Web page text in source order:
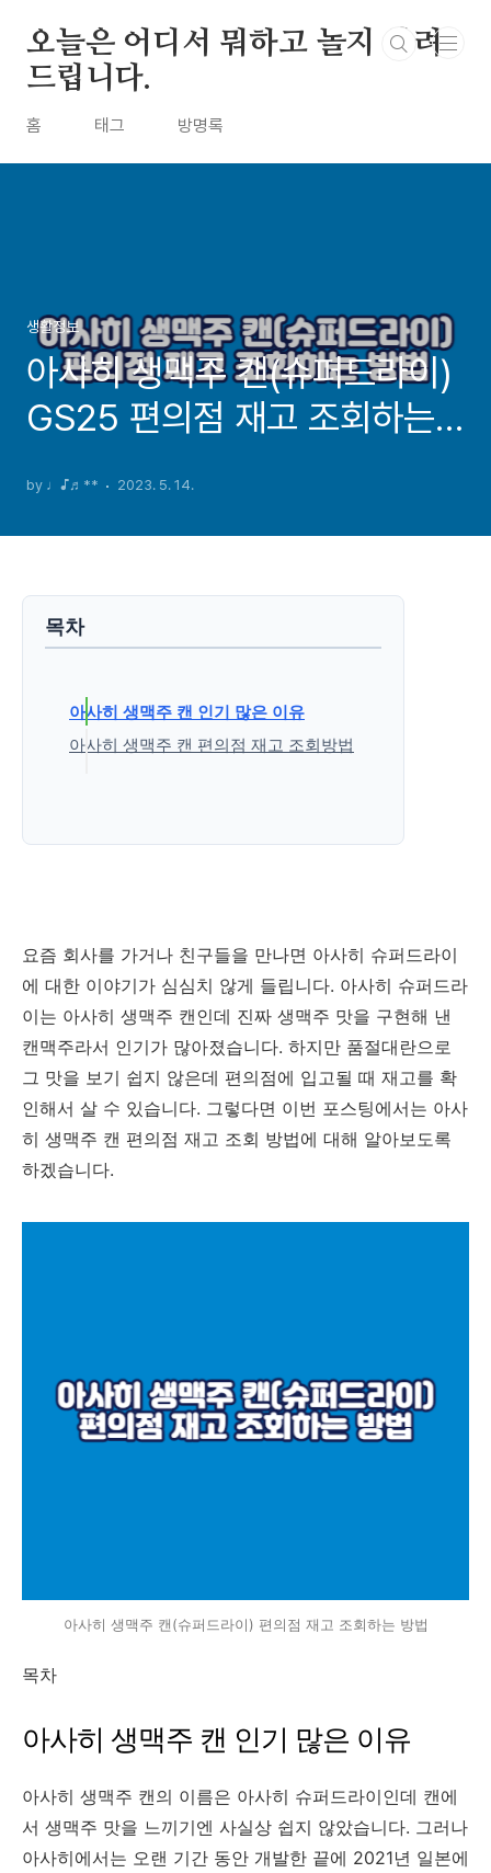
오늘은 어디서 뭐하고 놀지 알려
드립니다.
홈 태그 방명록
생활정보
아사히 생맥주 캔(슈퍼드라이)
GS25 편의점 재고 조회하는
by ♩♪♬** 2023. 5. 14.
목차
아사히 생맥주 캔 인기 많은 이유
아사히 생맥주 캔 편의점 재고 조회방법
요즘 회사를 가거나 친구들을 만나면 아사히 슈퍼드라이
에 대한 이야기가 심심치 않게 들립니다. 아사히 슈퍼드라
이는 아사히 생맥주 캔인데 진짜 생맥주 맛을 구현해 낸
캔맥주라서 인기가 많아졌습니다. 하지만 품절대란으로
그 맛을 보기 쉽지 않은데 편의점에 입고될 때 재고를 확
인해서 살 수 있습니다. 그렇다면 이번 포스팅에서는 아사
히 생맥주 캔 편의점 재고 조회 방법에 대해 알아보도록
하겠습니다.
아사히 생맥주 캔(슈퍼드라이) 편의점 재고 조회하는 방법
목차
아사히 생맥주 캔 인기 많은 이유
아사히 생맥주 캔의 이름은 아사히 슈퍼드라이인데 캔에
서 생맥주 맛을 느끼기엔 사실상 쉽지 않았습니다. 그러나
아사히에서는 오랜 기간 동안 개발한 끝에 2021년 일본에